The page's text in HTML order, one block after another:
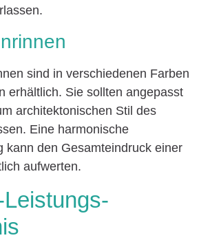
sind in verschiedenen Farben
erhältlich. Sie sollten angepasst
architektonischen Stil des
Eine harmonische
kann den Gesamteindruck einer
aufwerten.